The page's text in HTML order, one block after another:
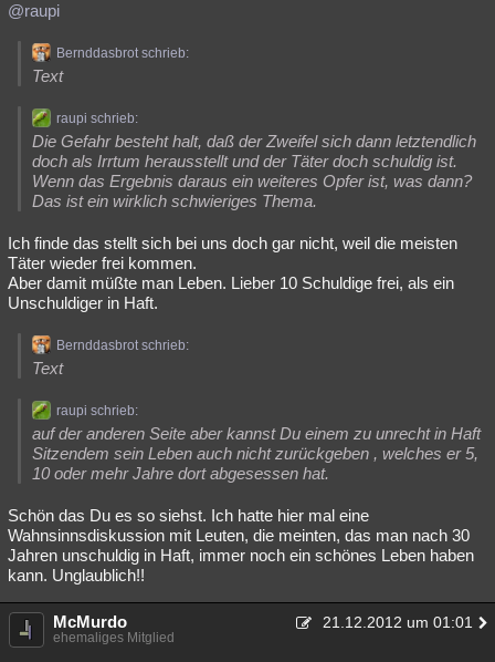
@raupi
Bernddasbrot schrieb:
Text
raupi schrieb:
Die Gefahr besteht halt, daß der Zweifel sich dann letztendlich
doch als Irrtum herausstellt und der Täter doch schuldig ist.
Wenn das Ergebnis daraus ein weiteres Opfer ist, was dann?
Das ist ein wirklich schwieriges Thema.
Ich finde das stellt sich bei uns doch gar nicht, weil die meisten
Täter wieder frei kommen.
Aber damit müßte man Leben. Lieber 10 Schuldige frei, als ein
Unschuldiger in Haft.
Bernddasbrot schrieb:
Text
raupi schrieb:
auf der anderen Seite aber kannst Du einem zu unrecht in Haft
Sitzendem sein Leben auch nicht zurückgeben , welches er 5,
10 oder mehr Jahre dort abgesessen hat.
Schön das Du es so siehst. Ich hatte hier mal eine
Wahnsinnsdiskussion mit Leuten, die meinten, das man nach 30
Jahren unschuldig in Haft, immer noch ein schönes Leben haben
kann. Unglaublich!!
McMurdo 21.12.2012 um 01:01
ehemaliges Mitglied